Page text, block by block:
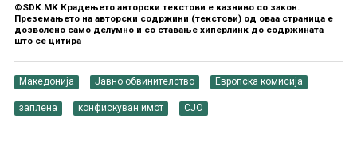
©SDK.MK Крадењето авторски текстови е казниво со закон.
Преземањето на авторски содржини (текстови) од оваа страница е
дозволено само делумно и со ставање хиперлинк до содржината
што се цитира
Македонија Јавно обвинителство Европска комисија
заплена конфискуван имот СЈО